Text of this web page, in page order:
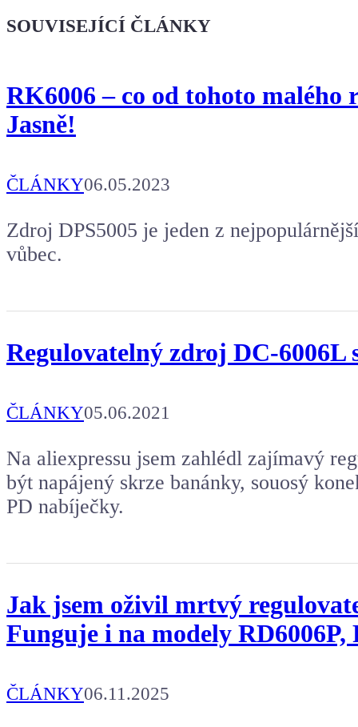
SOUVISEJÍCÍ ČLÁNKY
RK6006 – co od tohoto
Jasně!
ČLÁNKY06.05.2023
Zdroj DPS5005 je jeden z
vůbec.
Regulovatelný zdroj DC-6006L
ČLÁNKY05.06.2021
Na aliexpressu jsem zahlédl zajímavý
být napájený skrze banánky, souosý
PD nabíječky.
Jak jsem oživil mrtvý
Funguje i na modely RD6006P,
ČLÁNKY06.11.2025